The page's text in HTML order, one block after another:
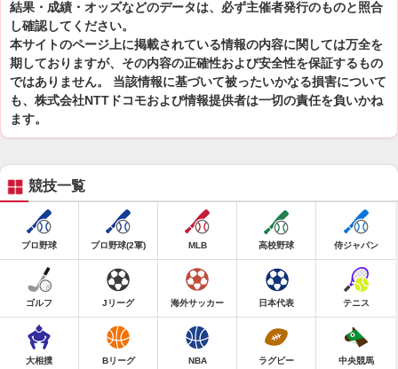
結果・成績・オッズなどのデータは、必ず主催者発行のものと照合
し確認してください。
本サイトのページ上に掲載されている情報の内容に関しては万全を
期しておりますが、その内容の正確性および安全性を保証するもの
ではありません。 当該情報に基づいて被ったいかなる損害について
も、株式会社NTTドコモおよび情報提供者は一切の責任を負いかね
ます。
競技一覧
プロ野球 プロ野球(2軍) MLB 高校野球 侍ジャパン
ゴルフ Jリーグ 海外サッカー 日本代表 テニス
大相撲 Bリーグ NBA ラグビー 中央競馬